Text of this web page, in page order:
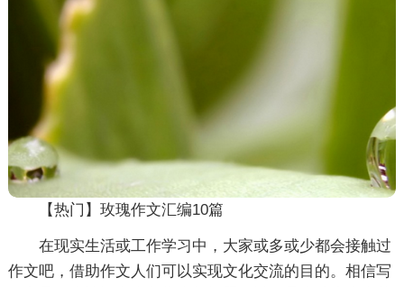
【热门】玫瑰作文汇编10篇
在现实生活或工作学习中，大家或多或少都会接触过
作文吧，借助作文人们可以实现文化交流的目的。相信写